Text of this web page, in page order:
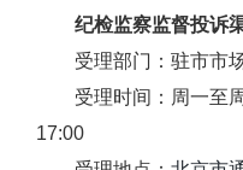
纪检监察监督投诉
受理部门：驻市市场
受理时间：周一至周
17:00